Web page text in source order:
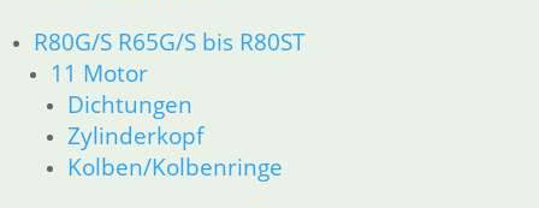
R80G/S R65G/S bis R80ST
11 Motor
Dichtungen
Zylinderkopf
Kolben/Kolbenringe
16 Tank
18 Auspuff
21 Kupplung
23 Getriebe
26 Kardanwelle
31 Telegabel